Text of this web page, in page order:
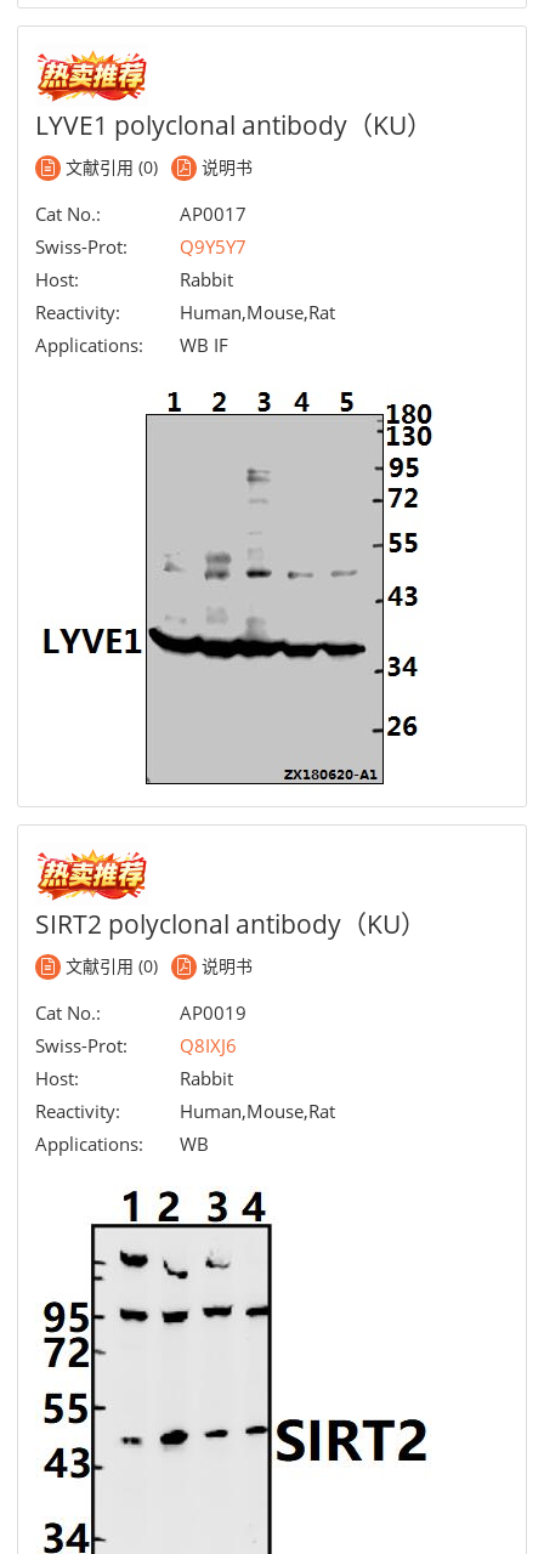
LYVE1 polyclonal antibody（KU）
文献引用 (0) 说明书
Cat No.:
AP0017
Swiss-Prot:
Q9Y5Y7
Host:
Rabbit
Reactivity:
Human,Mouse,Rat
Applications:
WB IF
SIRT2 polyclonal antibody（KU）
文献引用 (0) 说明书
Cat No.:
AP0019
Swiss-Prot:
Q8IXJ6
Host:
Rabbit
Reactivity:
Human,Mouse,Rat
Applications:
WB